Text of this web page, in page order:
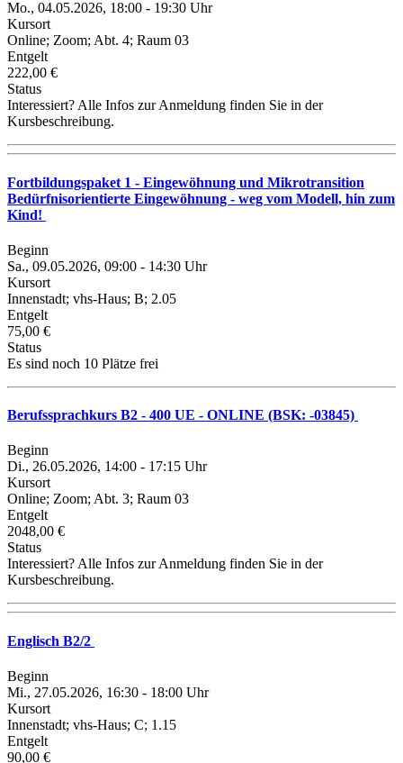
Mo., 04.05.2026, 18:00 - 19:30 Uhr
Kursort
Online; Zoom; Abt. 4; Raum 03
Entgelt
222,00 €
Status
Interessiert? Alle Infos zur Anmeldung finden Sie in der
Kursbeschreibung.
Fortbildungspaket 1 - Eingewöhnung und Mikrotransition
Bedürfnisorientierte Eingewöhnung - weg vom Modell, hin zum
Kind!
Beginn
Sa., 09.05.2026, 09:00 - 14:30 Uhr
Kursort
Innenstadt; vhs-Haus; B; 2.05
Entgelt
75,00 €
Status
Es sind noch 10 Plätze frei
Berufssprachkurs B2 - 400 UE - ONLINE (BSK: -03845)
Beginn
Di., 26.05.2026, 14:00 - 17:15 Uhr
Kursort
Online; Zoom; Abt. 3; Raum 03
Entgelt
2048,00 €
Status
Interessiert? Alle Infos zur Anmeldung finden Sie in der
Kursbeschreibung.
Englisch B2/2
Beginn
Mi., 27.05.2026, 16:30 - 18:00 Uhr
Kursort
Innenstadt; vhs-Haus; C; 1.15
Entgelt
90,00 €